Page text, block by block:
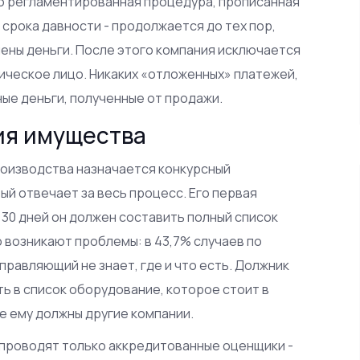
давности - продолжается до тех пор,
деньги. После этого компания исключается
лицо. Никаких «отложенных» платежей,
деньги, полученные от продажи.
имущества
назначается конкурсный
отвечает за весь процесс. Его первая
дней он должен составить полный список
проблемы: в 43,7% случаев по
не знает, где и что есть. Должник
в список оборудование, которое стоит в
ему должны другие компании.
только аккредитованные оценщики -